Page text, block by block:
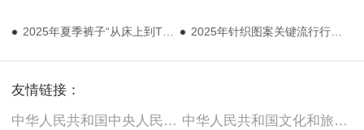
2025年夏季裤子“从床上到T台”的潮流趋势：格纹裤 2025年针织图案关键流行行趋势：弥散图案
友情链接：
中华人民共和国中央人民政府
中华人民共和国文化和旅游部